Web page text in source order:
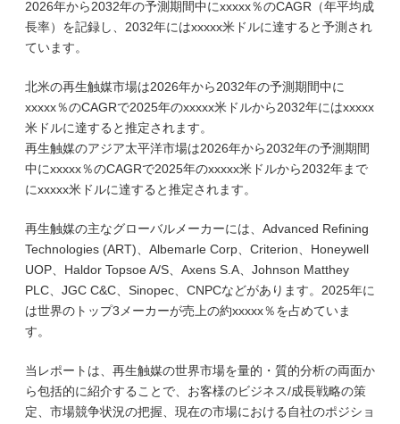
2026年から2032年の予測期間中にxxxxx％のCAGR（年平均成
長率）を記録し、2032年にはxxxxx米ドルに達すると予測され
ています。
北米の再生触媒市場は2026年から2032年の予測期間中に
xxxxx％のCAGRで2025年のxxxxx米ドルから2032年にはxxxxx
米ドルに達すると推定されます。
再生触媒のアジア太平洋市場は2026年から2032年の予測期間
中にxxxxx％のCAGRで2025年のxxxxx米ドルから2032年まで
にxxxxx米ドルに達すると推定されます。
再生触媒の主なグローバルメーカーには、Advanced Refining
Technologies (ART)、Albemarle Corp、Criterion、Honeywell
UOP、Haldor Topsoe A/S、Axens S.A、Johnson Matthey
PLC、JGC C&C、Sinopec、CNPCなどがあります。2025年に
は世界のトップ3メーカーが売上の約xxxxx％を占めていま
す。
当レポートは、再生触媒の世界市場を量的・質的分析の両面か
ら包括的に紹介することで、お客様のビジネス/成長戦略の策
定、市場競争状況の把握、現在の市場における自社のポジショ